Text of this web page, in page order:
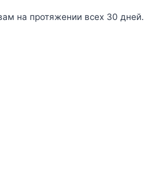
на протяжении всех 30 дней.